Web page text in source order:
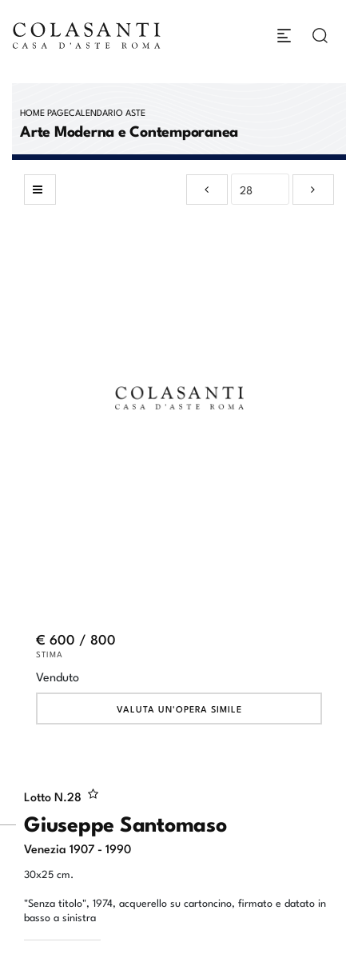
HOME PAGECALENDARIO ASTE
Arte Moderna e Contemporanea
Lotto N.28
Giuseppe Santomaso
Venezia 1907 - 1990
30x25 cm.
"Senza titolo", 1974, acquerello su cartoncino, firmato e datato in
basso a sinistra
€ 600 / 800
STIMA
Venduto
VALUTA UN'OPERA SIMILE